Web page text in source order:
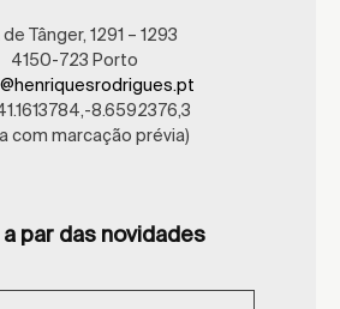
de Tânger, 1291 – 1293
4150-723 Porto
8.6592376,3
com marcação prévia)
a par das novidades